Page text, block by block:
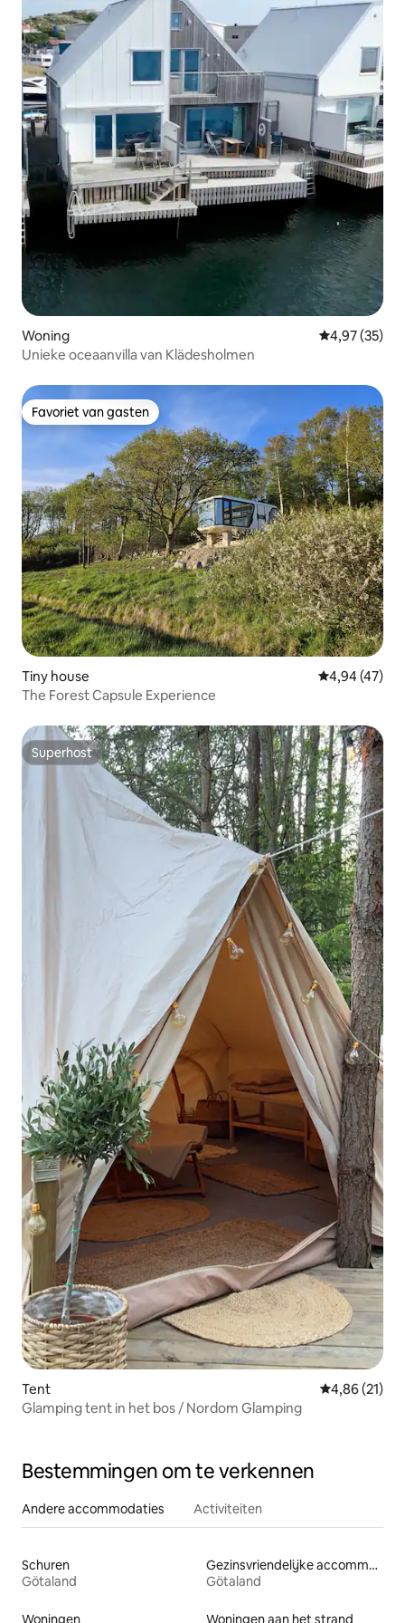
Woning Gemiddelde
4,97 (35)
Unieke oceaanvilla van Klädesholmen
Favoriet van gasten
Favoriet van gasten
Tiny house Gemiddelde
4,94 (47)
The Forest Capsule Experience
Superhost
Superhost
Tent Gemiddelde
4,86 (21)
Glamping tent in het bos / Nordom Glamping
Bestemmingen om te verkennen
Andere accommodaties Activiteiten
Schuren
Götaland
Gezinsvriendelijke accommodaties
Götaland
Woningen Woningen aan het strand